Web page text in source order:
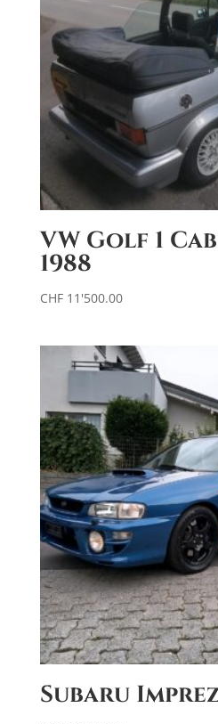
VW Golf 1
1988
CHF11'500.00
Subaru